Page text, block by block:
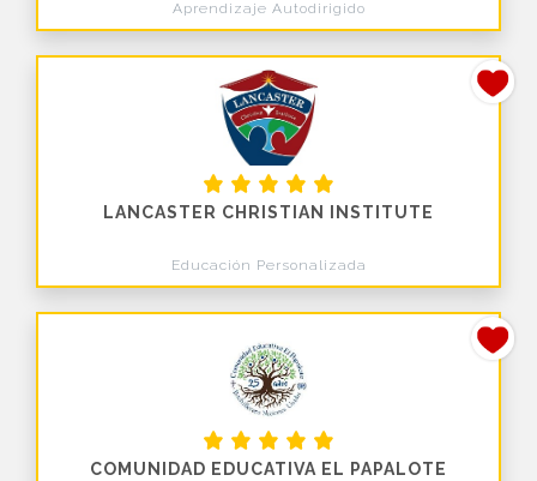
Aprendizaje Autodirigido
LANCASTER CHRISTIAN INSTITUTE
Educación Personalizada
COMUNIDAD EDUCATIVA EL PAPALOTE